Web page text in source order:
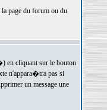
page du forum ou du
en cliquant sur le bouton
n'appara�tra pas si
un message une